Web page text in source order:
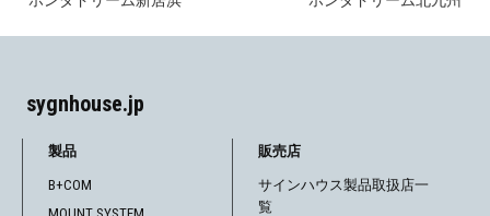
投
ナ
ビ
ゲ
sygnhouse.jp
製品
B+COM
販売店
サインハウス製品取扱店一
覧